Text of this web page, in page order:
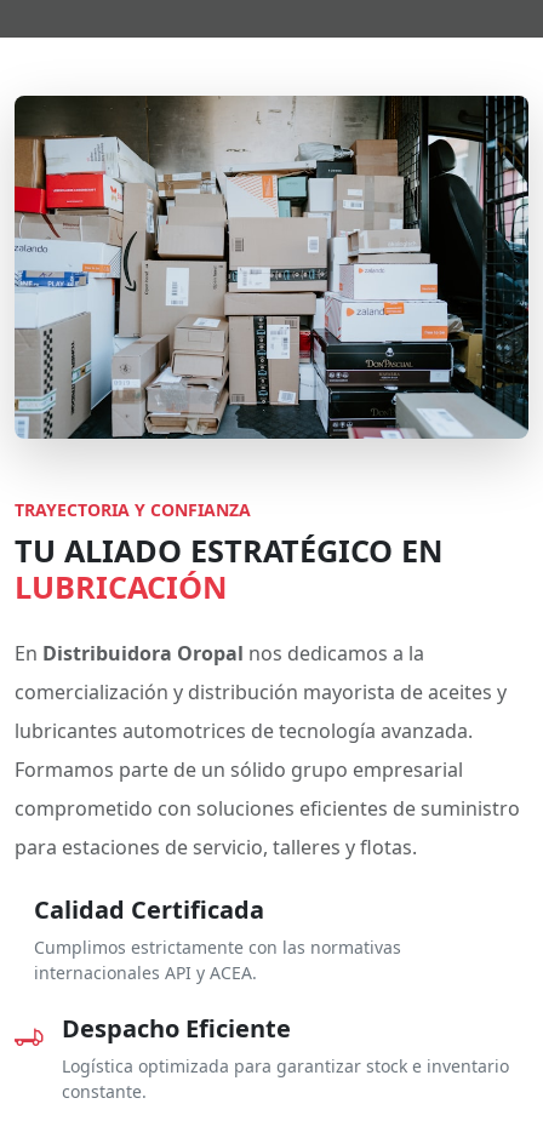
TRAYECTORIA Y CONFIANZA
TU ALIADO ESTRATÉGICO EN
LUBRICACIÓN
En Distribuidora Oropal nos dedicamos a la
comercialización y distribución mayorista de aceites y
lubricantes automotrices de tecnología avanzada.
Formamos parte de un sólido grupo empresarial
comprometido con soluciones eficientes de suministro
para estaciones de servicio, talleres y flotas.
Calidad Certificada
Cumplimos estrictamente con las normativas
internacionales API y ACEA.
Despacho Eficiente
Logística optimizada para garantizar stock e inventario
constante.